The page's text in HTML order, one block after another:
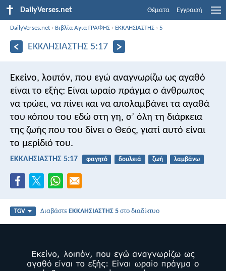
DailyVerses.net Θέματα Εγγραφή
DailyVerses.net › Βιβλία Αγια ΓΡΑΦΗΣ › ΕΚΚΛΗΣΙΑΣΤΗΣ ›5
ΕΚΚΛΗΣΙΑΣΤΗΣ 5:17
Εκείνο, λοιπόν, που εγώ αναγνωρίζω ως αγαθό
είναι το εξής: Είναι ωραίο πράγμα ο άνθρωπος
να τρώει, να πίνει και να απολαμβάνει τα αγαθά
του κόπου του εδώ στη γη, σ’ όλη τη διάρκεια
της ζωής που του δίνει ο Θεός, γιατί αυτό είναι
το μερίδιό του.
ΕΚΚΛΗΣΙΑΣΤΗΣ 5:17 φαγητό δουλειά ζωή λαμβάνω
TGV ΔιαβάστεΕΚΚΛΗΣΙΑΣΤΗΣ 5 στο διαδίκτυο